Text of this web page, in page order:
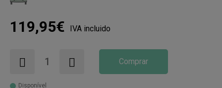
119,95€ IVA incluido
Comprar
Disponível